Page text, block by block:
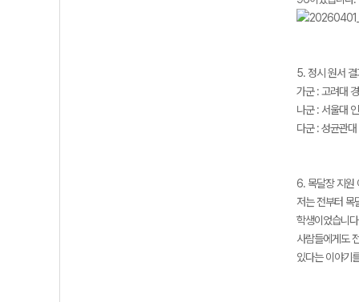
5. 정시 원서 결
가군 : 고려대
나군 : 서울대
다군 : 성균관
6. 목달장 지원
저는 전부터 목
학생이었습니
사람들에게도
있다는 이야기